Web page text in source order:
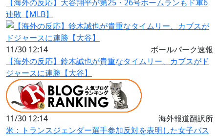
【海外の反応】大谷翔平が第25・26号ホームランもド軍6
連敗【MLB】
11/30 12:14
ボールパーク速報
【海外の反応】鈴木誠也が貴重なタイムリー、カブスがド
ジャースに連勝【大谷】
11/30 12:14
海外報道翻訳所
米：トランスジェンダー選手参加反対を表明した女子バス